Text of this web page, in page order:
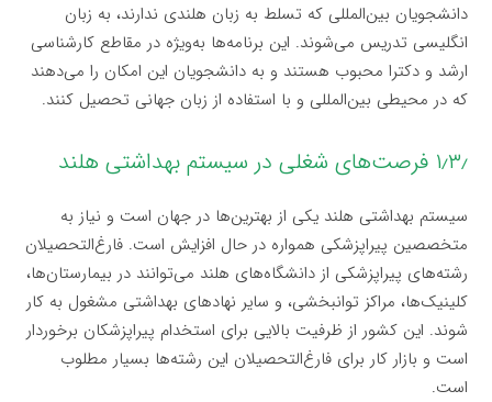
دانشجویان بین‌المللی که تسلط به زبان هلندی ندارند، به زبان
انگلیسی تدریس می‌شوند. این برنامه‌ها به‌ویژه در مقاطع کارشناسی
ارشد و دکترا محبوب هستند و به دانشجویان این امکان را می‌دهند
که در محیطی بین‌المللی و با استفاده از زبان جهانی تحصیل کنند.
۱٫۳٫ فرصت‌های شغلی در سیستم بهداشتی هلند
سیستم بهداشتی هلند یکی از بهترین‌ها در جهان است و نیاز به
متخصصین پیراپزشکی همواره در حال افزایش است. فارغ‌التحصیلان
رشته‌های پیراپزشکی از دانشگاه‌های هلند می‌توانند در بیمارستان‌ها،
کلینیک‌ها، مراکز توانبخشی، و سایر نهادهای بهداشتی مشغول به کار
شوند. این کشور از ظرفیت بالایی برای استخدام پیراپزشکان برخوردار
است و بازار کار برای فارغ‌التحصیلان این رشته‌ها بسیار مطلوب
است.